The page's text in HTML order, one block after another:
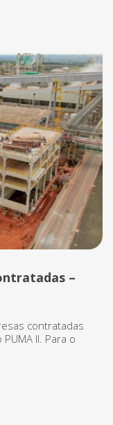
–
contratadas
II. Para o